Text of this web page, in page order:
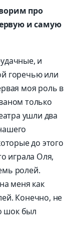
про
и самую
и
горечью или
моя роль в
только
ушли два
до этого
играла Оля,
ролей.
меня как
Конечно, не
шок был